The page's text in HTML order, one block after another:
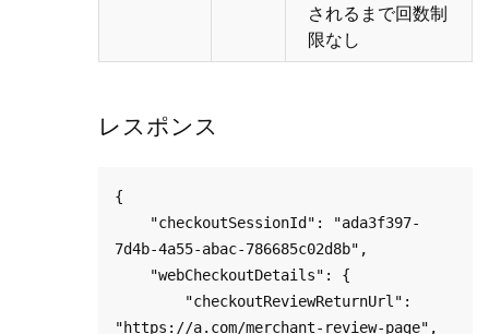
されるまで回数制
限なし
レスポンス
{
7d4b-4a55-abac-786685c02d8b",
"https://a.com/merchant-review-page",